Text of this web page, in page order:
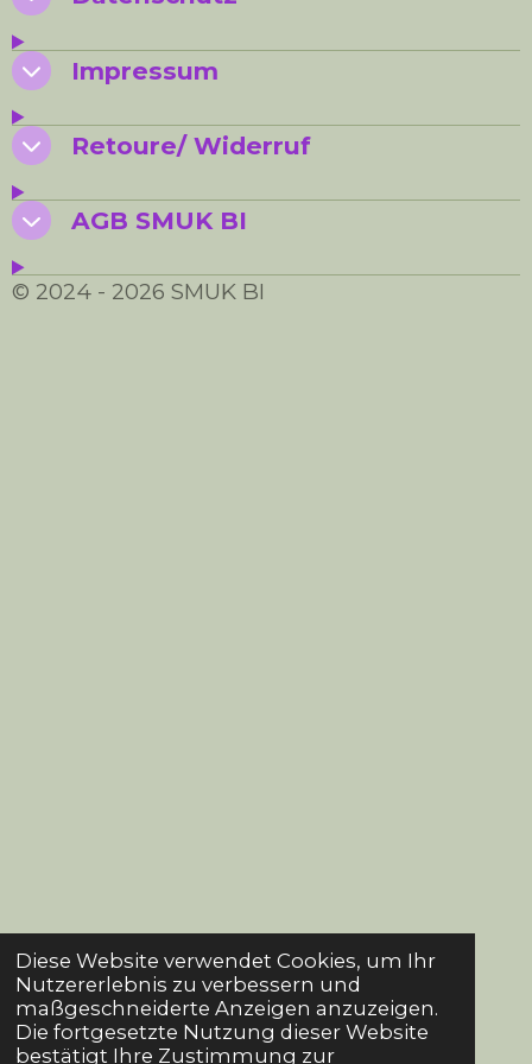
Diese Website verwendet Cookies, um Ihr
Nutzererlebnis zu verbessern und
maßgeschneiderte Anzeigen anzuzeigen.
Die fortgesetzte Nutzung dieser Website
bestätigt Ihre Zustimmung zur
Impressum
Retoure/ Widerruf
AGB SMUK BI
© 2024 - 2026 SMUK BI